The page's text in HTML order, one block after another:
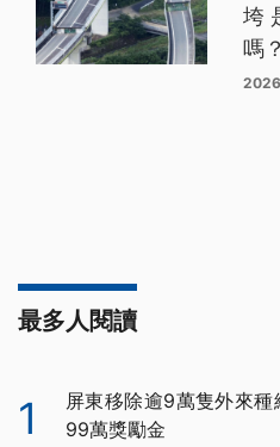
垮
嗎？
最多人閱讀
1
屏東移除逾9萬隻外來
99萬獎勵金